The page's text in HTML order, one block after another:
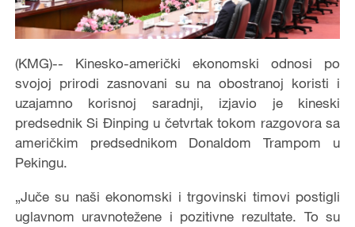
(KMG)-- Kinesko-američki ekonomski odnosi po
svojoj prirodi zasnovani su na obostranoj koristi i
uzajamno korisnoj saradnji, izjavio je kineski
predsednik Si Đinping u četvrtak tokom razgovora sa
američkim predsednikom Donaldom Trampom u
Pekingu.
„Juče su naši ekonomski i trgovinski timovi postigli
uglavnom uravnotežene i pozitivne rezultate. To su